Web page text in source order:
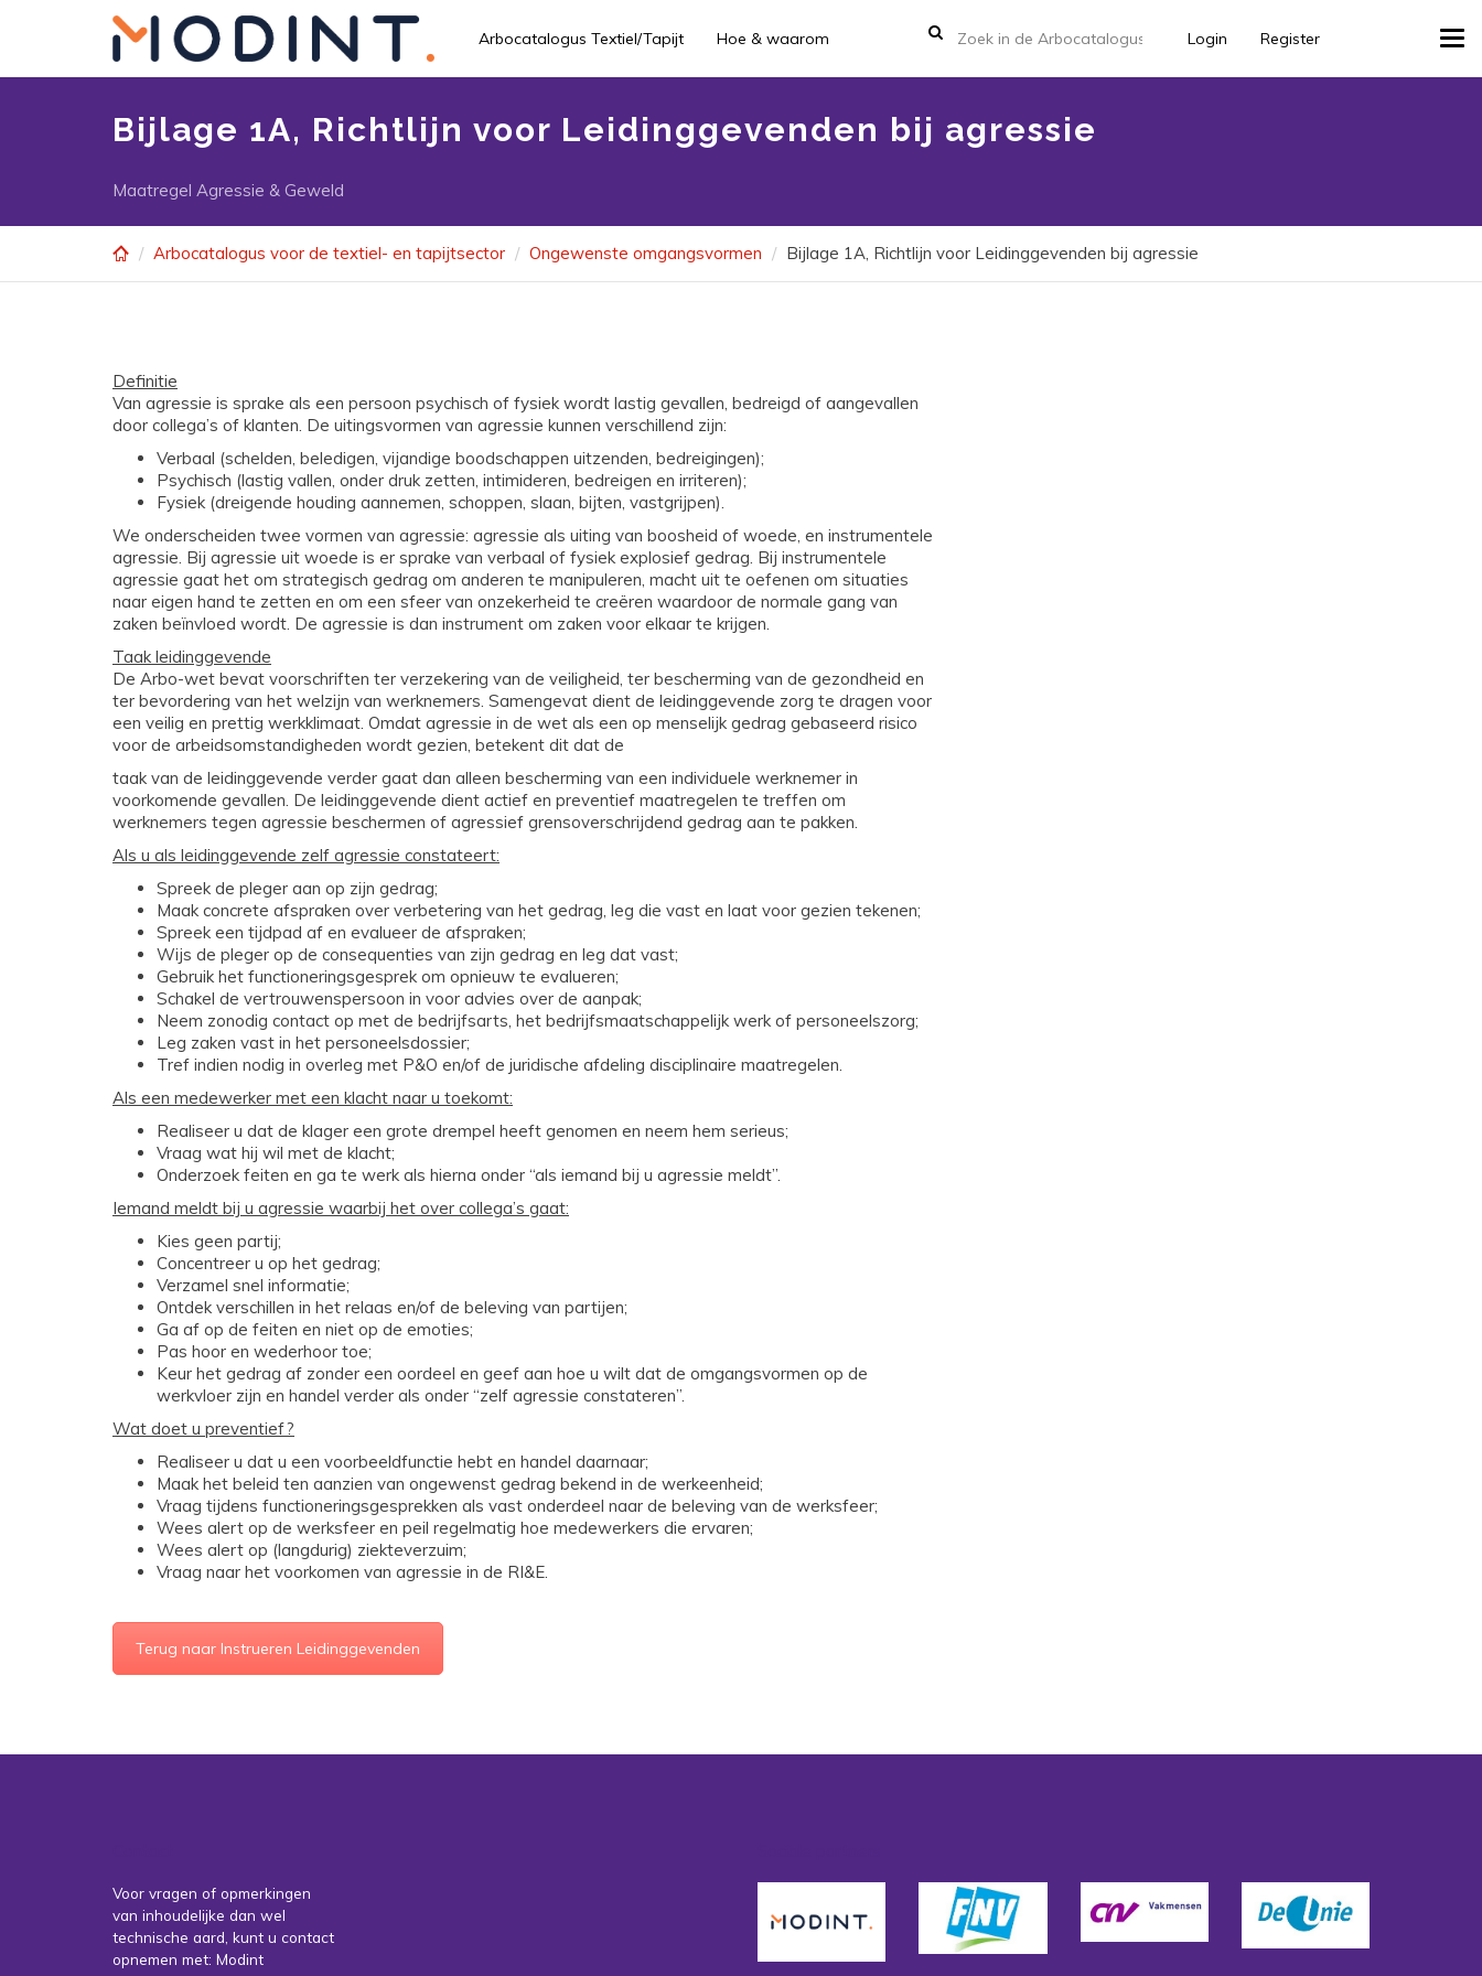
content
Login Register
Arbocatalogus Textiel/Tapijt Hoe & waarom
Bijlage 1A, Richtlijn voor Leidinggevenden bij agressie
Maatregel Agressie & Geweld
Arbocatalogus voor de textiel- en tapijtsector Ongewenste omgangsvormen Bijlage 1A, Richtlijn voor Leidinggevenden bij agressie
Definitie
Van agressie is sprake als een persoon psychisch of fysiek wordt lastig gevallen, bedreigd of aangevallen
door collega’s of klanten. De uitingsvormen van agressie kunnen verschillend zijn:
Verbaal (schelden, beledigen, vijandige boodschappen uitzenden, bedreigingen);
Psychisch (lastig vallen, onder druk zetten, intimideren, bedreigen en irriteren);
Fysiek (dreigende houding aannemen, schoppen, slaan, bijten, vastgrijpen).
We onderscheiden twee vormen van agressie: agressie als uiting van boosheid of woede, en instrumentele
agressie. Bij agressie uit woede is er sprake van verbaal of fysiek explosief gedrag. Bij instrumentele
agressie gaat het om strategisch gedrag om anderen te manipuleren, macht uit te oefenen om situaties
naar eigen hand te zetten en om een sfeer van onzekerheid te creëren waardoor de normale gang van
zaken beïnvloed wordt. De agressie is dan instrument om zaken voor elkaar te krijgen.
Taak leidinggevende
De Arbo-wet bevat voorschriften ter verzekering van de veiligheid, ter bescherming van de gezondheid en
ter bevordering van het welzijn van werknemers. Samengevat dient de leidinggevende zorg te dragen voor
een veilig en prettig werkklimaat. Omdat agressie in de wet als een op menselijk gedrag gebaseerd risico
voor de arbeidsomstandigheden wordt gezien, betekent dit dat de
taak van de leidinggevende verder gaat dan alleen bescherming van een individuele werknemer in
voorkomende gevallen. De leidinggevende dient actief en preventief maatregelen te treffen om
werknemers tegen agressie beschermen of agressief grensoverschrijdend gedrag aan te pakken.
Als u als leidinggevende zelf agressie constateert:
Spreek de pleger aan op zijn gedrag;
Maak concrete afspraken over verbetering van het gedrag, leg die vast en laat voor gezien tekenen;
Spreek een tijdpad af en evalueer de afspraken;
Wijs de pleger op de consequenties van zijn gedrag en leg dat vast;
Gebruik het functioneringsgesprek om opnieuw te evalueren;
Schakel de vertrouwenspersoon in voor advies over de aanpak;
Neem zonodig contact op met de bedrijfsarts, het bedrijfsmaatschappelijk werk of personeelszorg;
Leg zaken vast in het personeelsdossier;
Tref indien nodig in overleg met P&O en/of de juridische afdeling disciplinaire maatregelen.
Als een medewerker met een klacht naar u toekomt:
Realiseer u dat de klager een grote drempel heeft genomen en neem hem serieus;
Vraag wat hij wil met de klacht;
Onderzoek feiten en ga te werk als hierna onder “als iemand bij u agressie meldt”.
Iemand meldt bij u agressie waarbij het over collega’s gaat:
Kies geen partij;
Concentreer u op het gedrag;
Verzamel snel informatie;
Ontdek verschillen in het relaas en/of de beleving van partijen;
Ga af op de feiten en niet op de emoties;
Pas hoor en wederhoor toe;
Keur het gedrag af zonder een oordeel en geef aan hoe u wilt dat de omgangsvormen op de
werkvloer zijn en handel verder als onder “zelf agressie constateren”.
Wat doet u preventief?
Realiseer u dat u een voorbeeldfunctie hebt en handel daarnaar;
Maak het beleid ten aanzien van ongewenst gedrag bekend in de werkeenheid;
Vraag tijdens functioneringsgesprekken als vast onderdeel naar de beleving van de werksfeer;
Wees alert op de werksfeer en peil regelmatig hoe medewerkers die ervaren;
Wees alert op (langdurig) ziekteverzuim;
Vraag naar het voorkomen van agressie in de RI&E.
Terug naar Instrueren Leidinggevenden
Voor vragen of opmerkingen
van inhoudelijke dan wel
technische aard, kunt u contact
opnemen met: Modint